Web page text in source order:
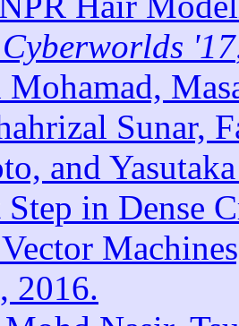
'17
Mohamad,
Sunar,
and
Step in Dense
2016.